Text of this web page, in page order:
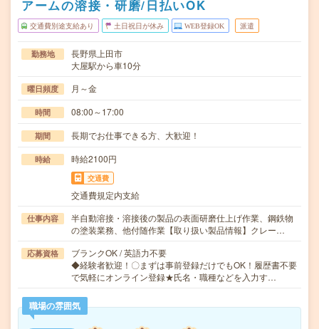
アームの溶接・研磨/日払いOK
交通費別途支給あり 土日祝日が休み WEB登録OK 派遣
勤務地
長野県上田市
大屋駅から車10分
曜日頻度 月～金
時間 08:00～17:00
期間 長期でお仕事できる方、大歓迎！
時給 時給2100円
交通費
交通費規定内支給
仕事内容
半自動溶接・溶接後の製品の表面研磨仕上げ作業、鋼鉄物
の塗装業務、他付随作業【取り扱い製品情報】クレー…
応募資格
ブランクOK / 英語力不要
◆経験者歓迎！〇まずは事前登録だけでもOK！履歴書不要
で気軽にオンライン登録★氏名・職種などを入力す…
職場の雰囲気